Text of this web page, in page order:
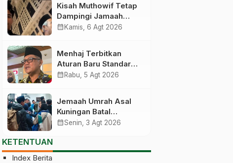
Kisah Muthowif Tetap
Dampingi Jamaah
Meski Tak Digaji,
Travel
calendar_month Kamis, 6 Agt 2026
Menhaj Terbitkan
Aturan Baru Standar
Kegiatan Usaha Travel
Melanggar
calendar_month Rabu, 5 Agt 2026
Jemaah Umrah Asal
Kuningan Batal
Berangkat Gegara Visa
calendar_monthSenin, 3 Agt 2026
KETENTUAN
Index Berita